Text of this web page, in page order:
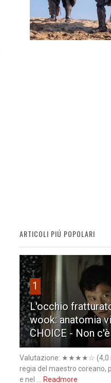
ARTICOLI PIÚ POPOLARI
1
L'occhio
wook: anatomia
CHOICE - Non
Valutazione: ★★★★☆ (4,0
regia del maestro coreano,
e nel ...
Readmore